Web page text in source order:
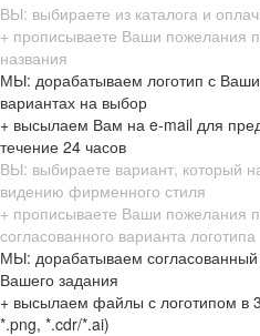
ВЫ: выбираете из каталога и
+ прописываете Ваши пожелания
названия
МЫ: дорабатываем логотип с
вариантах на выбор
+ высылаем Вам на e-mail для
течение 24 часов
ВЫ: выбираете вариант, который
видению фирменного стиля
+ прописываете Ваши пожелания
согласованного варианта логотипа
МЫ: дорабатываем согласованный
Вашего задания
+ высылаем файлы с логотипом в
*.png, *.cdr/*.ai)